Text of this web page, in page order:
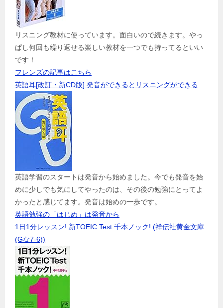
リスニング教材に使っています。面白いので続きます。やっ
ぱし何回も繰り返せる楽しい教材を一つでも持ってるといい
です！
フレンズの記事はこちら
英語耳[改訂・新CD版] 発音ができるとリスニングができる
英語学習のスタートは発音から始めました。今でも発音を始
めに少しでも気にしてやったのは、その後の勉強にとってよ
かったと感じてます。発音は始めの一歩です。
英語勉強の「はじめ」は発音から
1日1分レッスン! 新TOEIC Test 千本ノック! (祥伝社黄金文庫
(Gな7-6))